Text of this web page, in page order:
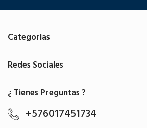
Categorias
Redes Sociales
¿ Tienes Preguntas ?
+576017451734